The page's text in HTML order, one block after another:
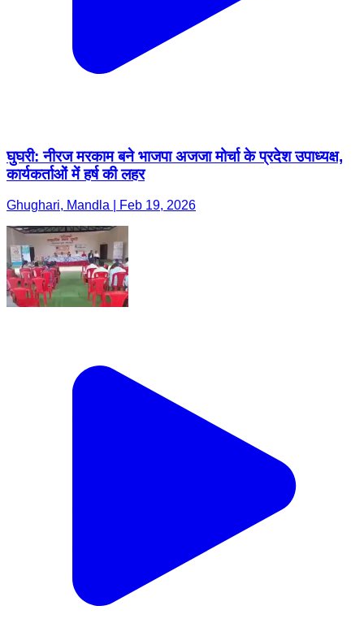
घुघरी: नीरज मरकाम बने भाजपा अजजा मोर्चा के प्रदेश उपाध्यक्ष,
कार्यकर्ताओं में हर्ष की लहर
Ghughari, Mandla | Feb 19, 2026